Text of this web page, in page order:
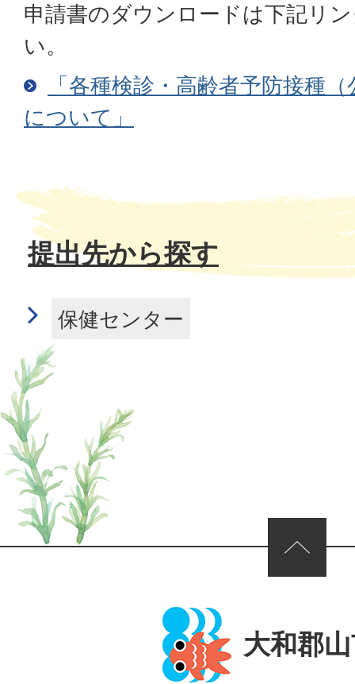
申請書のダウンロードは下記リ
い。
「各種検診・高齢者予防接種
について」
提出先から探す
保健センター
ページの先頭へ
大和郡